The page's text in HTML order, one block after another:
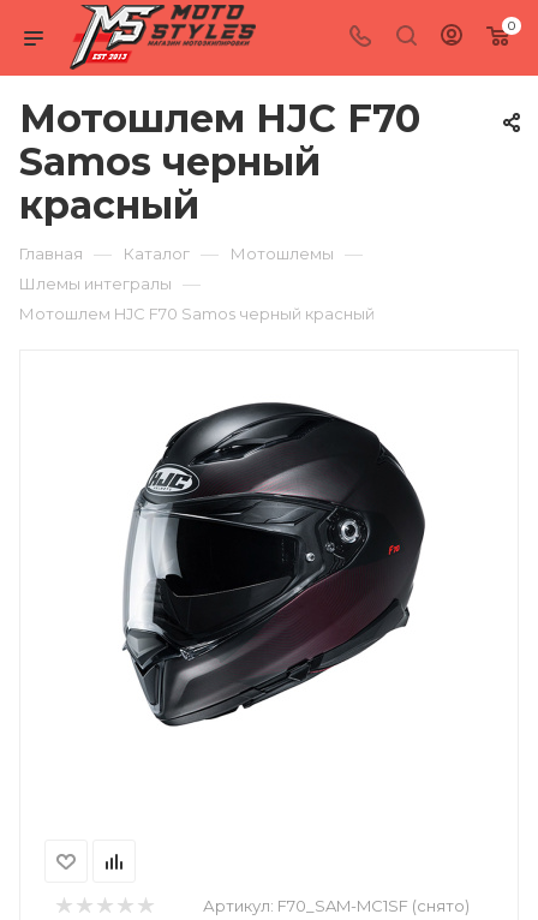
0
Мотошлем HJC F70
Samos черный
красный
Главная — Каталог — Мотошлемы —
Шлемы интегралы —
Мотошлем HJC F70 Samos черный красный
Артикул: F70_SAM-MC1SF (снято)